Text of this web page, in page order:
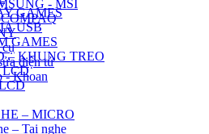
GAMES
USB
GAMES
– KHUNG TREO
LCD
– MICRO
– Tai nghe
- MSI
cụ
điện tử
- Khoan